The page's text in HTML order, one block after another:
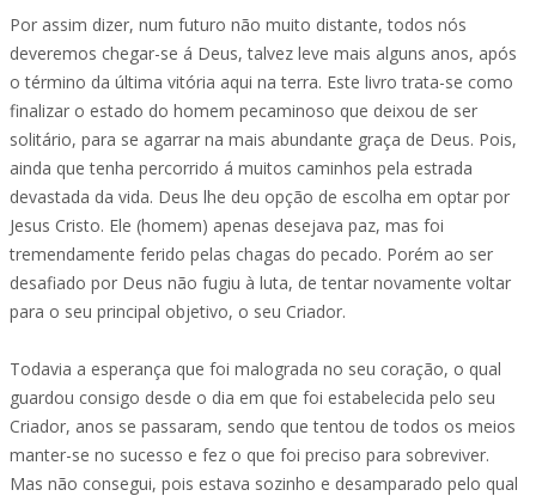
Por assim dizer, num futuro não muito distante, todos nós
deveremos chegar-se á Deus, talvez leve mais alguns anos, após
o término da última vitória aqui na terra. Este livro trata-se como
finalizar o estado do homem pecaminoso que deixou de ser
solitário, para se agarrar na mais abundante graça de Deus. Pois,
ainda que tenha percorrido á muitos caminhos pela estrada
devastada da vida. Deus lhe deu opção de escolha em optar por
Jesus Cristo. Ele (homem) apenas desejava paz, mas foi
tremendamente ferido pelas chagas do pecado. Porém ao ser
desafiado por Deus não fugiu à luta, de tentar novamente voltar
para o seu principal objetivo, o seu Criador.
Todavia a esperança que foi malograda no seu coração, o qual
guardou consigo desde o dia em que foi estabelecida pelo seu
Criador, anos se passaram, sendo que tentou de todos os meios
manter-se no sucesso e fez o que foi preciso para sobreviver.
Mas não consegui, pois estava sozinho e desamparado pelo qual